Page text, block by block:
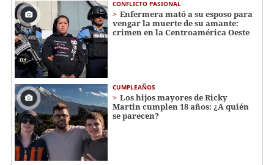
CONFLICTO PASIONAL
Enfermera mató a su esposo para
vengar la muerte de su amante:
crimen en la Centroamérica Oeste
CUMPLEAÑOS
Los hijos mayores de Ricky
Martin cumplen 18 años: ¿A quién
se parecen?